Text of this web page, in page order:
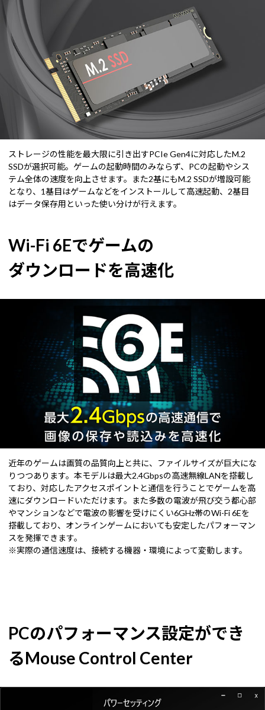
ストレージの性能を最大限に引き出すPCIe Gen4に対応したM.2
SSDが選択可能。ゲームの起動時間のみならず、PCの起動やシス
テム全体の速度を向上させます。また2基にもM.2 SSDが増設可能
となり、1基目はゲームなどをインストールして高速起動、2基目
はデータ保存用といった使い分けが行えます。
Wi-Fi 6Eでゲームの
ダウンロードを高速化
近年のゲームは画質の品質向上と共に、ファイルサイズが巨大にな
りつつあります。本モデルは最大2.4Gbpsの高速無線LANを搭載し
ており、対応したアクセスポイントと通信を行うことでゲームを高
速にダウンロードいただけます。また多数の電波が飛び交う都心部
やマンションなどで電波の影響を受けにくい6GHz帯のWi-Fi 6Eを
搭載しており、オンラインゲームにおいても安定したパフォーマン
スを発揮できます。
※実際の通信速度は、接続する機器・環境によって変動します。
PCのパフォーマンス設定ができ
るMouse Control Center